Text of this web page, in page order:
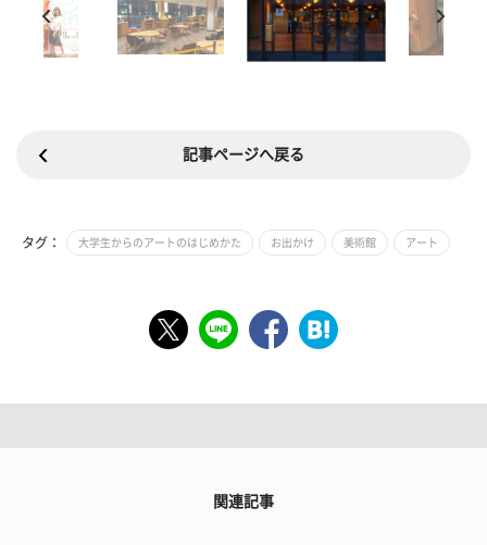
記事ページへ戻る
タグ： 大学生からのアートのはじめかた お出かけ 美術館 アート
関連記事